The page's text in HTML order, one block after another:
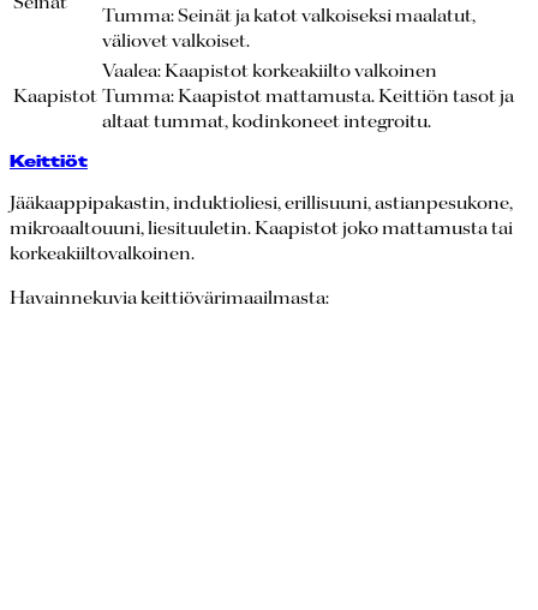
Tumma: Seinät ja katot valkoiseksi maalatut,
väliovet valkoiset.
Kaapistot
Vaalea: Kaapistot korkeakiilto valkoinen
Tumma: Kaapistot mattamusta. Keittiön tasot ja
altaat tummat, kodinkoneet integroitu.
Keittiöt
Jääkaappipakastin, induktioliesi, erillisuuni, astianpesukone,
mikroaaltouuni, liesituuletin. Kaapistot joko mattamusta tai
korkeakiiltovalkoinen.
Havainnekuvia keittiövärimaailmasta: